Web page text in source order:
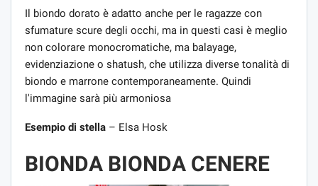
Il biondo dorato è adatto anche per le ragazze con
sfumature scure degli occhi, ma in questi casi è meglio
non colorare monocromatiche, ma balayage,
evidenziazione o shatush, che utilizza diverse tonalità di
biondo e marrone contemporaneamente. Quindi
l'immagine sarà più armoniosa
Esempio di stella – Elsa Hosk
BIONDA BIONDA CENERE